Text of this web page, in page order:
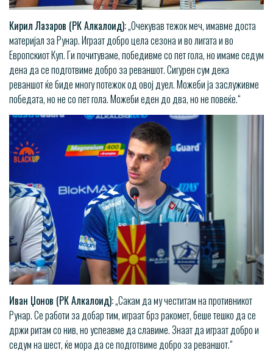
Кирил Лазаров (РК Алкалоид):„Очекував тежок меч, имавме доста
материјал за Рунар. Играат добро цела сезона и во лигата и во
Европскиот Куп. Ги почитуваме, победивме со пет гола, но имаме седум
дена да се подготвиме добро за реваншот. Сигурен сум дека
реваншот ќе биде многу потежок од овој дуел. Можеби ја заслуживме
победата, но не со пет гола. Можеби еден до два, но не повеќе.“
Иван Џонов (РК Алкалоид):„Сакам да му честитам на противникот
Рунар. Се работи за добар тим, играат брз ракомет, беше тешко да се
држи ритам со нив, но успеавме да славиме. Знаат да играат добро и
седум на шест, ќе мора да се подготвиме добро за реваншот.“